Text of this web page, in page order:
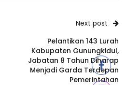
Next post
Pelantikan 143 Lurah
Kabupaten Gunungkidul,
Jabatan 8 Tahun Diharap
Menjadi Garda Terdepan
Pemerintahan